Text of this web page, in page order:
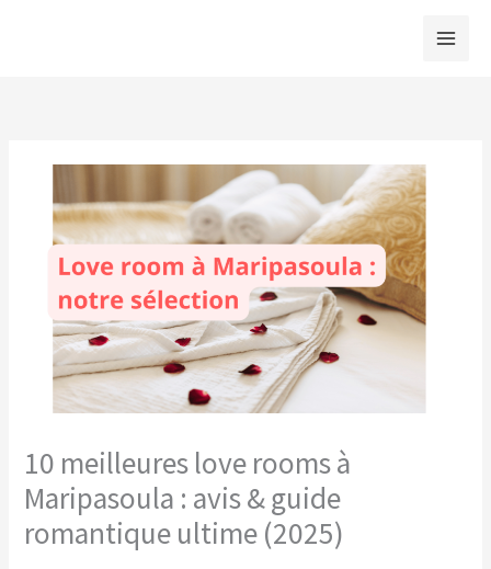
10 meilleures love rooms à
Maripasoula : avis & guide
romantique ultime (2025)